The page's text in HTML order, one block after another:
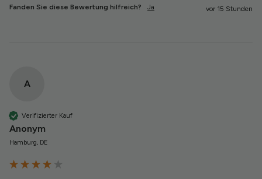
Fanden Sie diese Bewertung hilfreich? Ja vor 15 Stunden
A
Verifizierter Kauf
Anonym
Hamburg, DE